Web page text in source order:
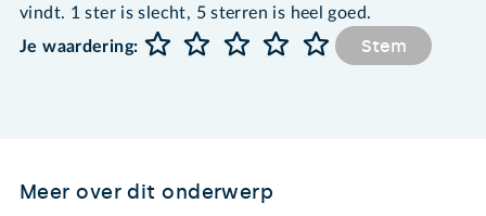
vindt. 1 ster is slecht, 5 sterren is heel goed.
Je waardering:
Stem
Meer over dit onderwerp